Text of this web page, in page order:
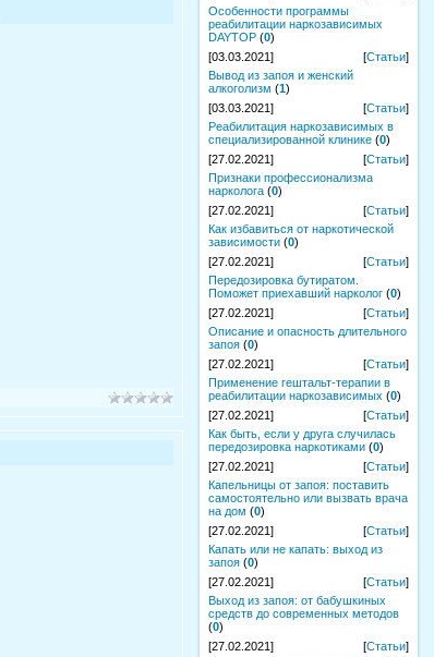
Особенности программы
реабилитации наркозависимых
DAYTOP (0)
[03.03.2021]
[Статьи]
Вывод из запоя и женский
алкоголизм (1)
[03.03.2021]
[Статьи]
Реабилитация наркозависимых в
специализированной клинике (0)
[27.02.2021]
[Статьи]
Признаки профессионализма
нарколога (0)
[27.02.2021]
[Статьи]
Как избавиться от наркотической
зависимости (0)
[27.02.2021]
[Статьи]
Передозировка бутиратом.
Поможет приехавший нарколог (0)
[27.02.2021]
[Статьи]
Описание и опасность длительного
запоя (0)
[27.02.2021]
[Статьи]
Применение гештальт-терапии в
реабилитации наркозависимых (0)
[27.02.2021]
[Статьи]
Как быть, если у друга случилась
передозировка наркотиками (0)
[27.02.2021]
[Статьи]
Капельницы от запоя: поставить
самостоятельно или вызвать врача
на дом (0)
[27.02.2021]
[Статьи]
Капать или не капать: выход из
запоя (0)
[27.02.2021]
[Статьи]
Выход из запоя: от бабушкиных
средств до современных методов
(0)
[27.02.2021]
[Статьи]